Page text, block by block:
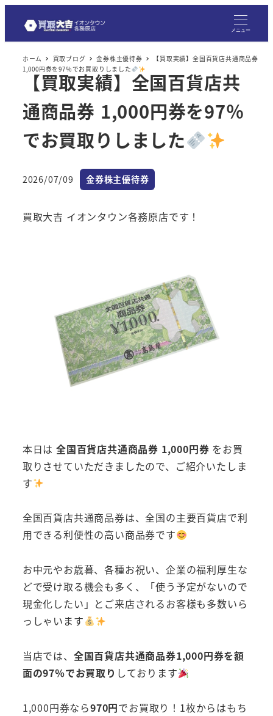
メニュー
ホーム 買取ブログ 金券株主優待券
【買取実績】全国百貨店共通商品券
1,000円券を97％でお買取りしました
【買取実績】全国百貨店共
通商品券 1,000円券を97％
でお買取りしました
投稿日
2026/07/09 カテゴリー
金券株主優待券
買取大吉 イオンタウン各務原店です！
本日は 全国百貨店共通商品券 1,000円券 をお買
取りさせていただきましたので、ご紹介いたしま
す
全国百貨店共通商品券は、全国の主要百貨店で利
用できる利便性の高い商品券です
お中元やお歳暮、各種お祝い、企業の福利厚生な
どで受け取る機会も多く、「使う予定がないので
現金化したい」とご来店されるお客様も多数いら
っしゃいます
当店では、 全国百貨店共通商品券1,000円券を額
面の97％でお買取り しております
1,000円券なら970円でお買取り！1枚からはもち